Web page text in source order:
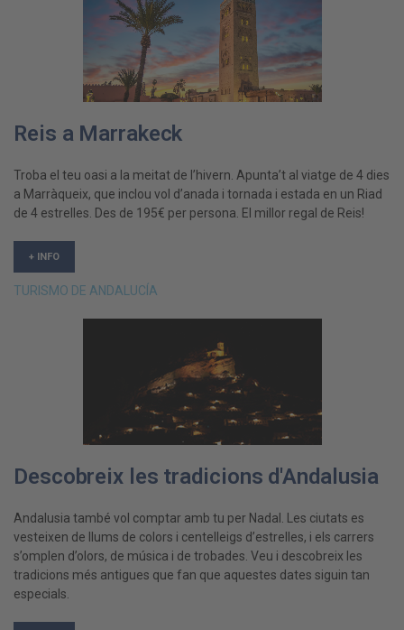
Reis a Marrakeck
Troba el teu oasi a la meitat de l’hivern. Apunta’t al viatge de 4 dies
a Marràqueix, que inclou vol d’anada i tornada i estada en un Riad
de 4 estrelles. Des de 195€ per persona. El millor regal de Reis!
+ INFO
TURISMO DE ANDALUCÍA
Descobreix les tradicions d'Andalusia
Andalusia també vol comptar amb tu per Nadal. Les ciutats es
vesteixen de llums de colors i centelleigs d’estrelles, i els carrers
s’omplen d’olors, de música i de trobades. Veu i descobreix les
tradicions més antigues que fan que aquestes dates siguin tan
especials.